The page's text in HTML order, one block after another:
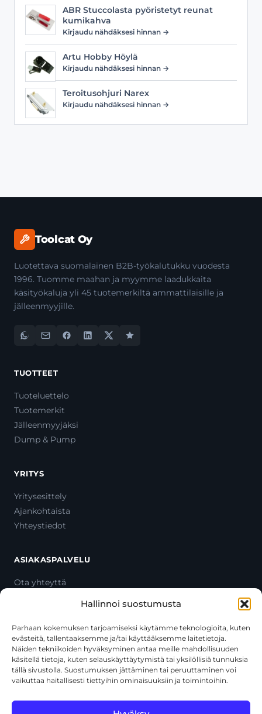
Hallinnoi suostumusta
Parhaan kokemuksen tarjoamiseksi käytämme teknologioita, kuten
evästeitä, tallentaaksemme ja/tai käyttääksemme laitetietoja.
Näiden tekniikoiden hyväksyminen antaa meille mahdollisuuden
käsitellä tietoja, kuten selauskäyttäytymistä tai yksilöllisiä tunnuksia
tällä sivustolla. Suostumuksen jättäminen tai peruuttaminen voi
vaikuttaa haitallisesti tiettyihin ominaisuuksiin ja toimintoihin.
ABR Stuccolasta pyöristetyt reunat
kumikahva
Kirjaudu nähdäksesi hinnan →
Artu Hobby Höylä
Kirjaudu nähdäksesi hinnan →
Teroitusohjuri Narex
Kirjaudu nähdäksesi hinnan →
Toolcat Oy
Luotettava suomalainen B2B-työkalutukku vuodesta
1996. Tuomme maahan ja myymme laadukkaita
käsityökaluja yli 45 tuotemerkiltä ammattilaisille ja
jälleenmyyjille.
TUOTTEET
Tuoteluettelo
Tuotemerkit
Jälleenmyyjäksi
Dump & Pump
YRITYS
Yritysesittely
Ajankohtaista
Yhteystiedot
ASIAKASPALVELU
Ota yhteyttä
Toimitustavat
Usein kysytyt kysymykset
+358 44 270 3795
asiakaspalvelu@toolcat.fi